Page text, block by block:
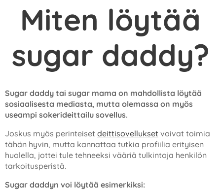
Miten löytää
sugar daddy?
Sugar daddy tai sugar mama on mahdollista löytää
sosiaalisesta mediasta, mutta olemassa on myös
useampi sokerideittailu sovellus.
Joskus myös perinteiset deittisovellukset voivat toimia
tähän hyvin, mutta kannattaa tutkia profiilia erityisen
huolella, jottei tule tehneeksi vääriä tulkintoja henkilön
tarkoitusperistä.
Sugar daddyn voi löytää esimerkiksi: